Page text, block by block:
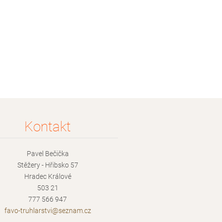
Kontakt
Pavel Bečička
Stěžery - Hřibsko 57
Hradec Králové
503 21
777 566 947
favo-truhlarstvi@seznam.cz